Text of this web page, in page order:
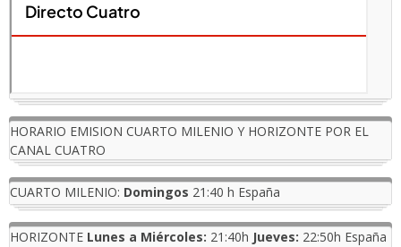
HORARIO EMISION CUARTO MILENIO Y HORIZONTE POR EL
CANAL CUATRO
CUARTO MILENIO: Domingos 21:40 h España
HORIZONTE Lunes a Miércoles: 21:40h Jueves: 22:50h España